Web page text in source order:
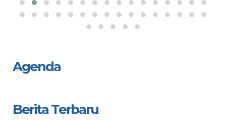
Agenda
Berita Terbaru